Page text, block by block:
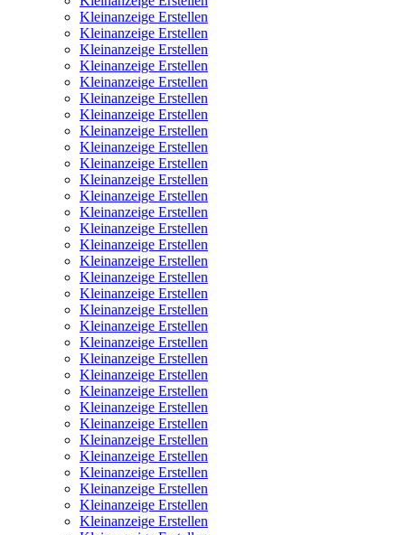
Kleinanzeige Erstellen
Kleinanzeige Erstellen
Kleinanzeige Erstellen
Kleinanzeige Erstellen
Kleinanzeige Erstellen
Kleinanzeige Erstellen
Kleinanzeige Erstellen
Kleinanzeige Erstellen
Kleinanzeige Erstellen
Kleinanzeige Erstellen
Kleinanzeige Erstellen
Kleinanzeige Erstellen
Kleinanzeige Erstellen
Kleinanzeige Erstellen
Kleinanzeige Erstellen
Kleinanzeige Erstellen
Kleinanzeige Erstellen
Kleinanzeige Erstellen
Kleinanzeige Erstellen
Kleinanzeige Erstellen
Kleinanzeige Erstellen
Kleinanzeige Erstellen
Kleinanzeige Erstellen
Kleinanzeige Erstellen
Kleinanzeige Erstellen
Kleinanzeige Erstellen
Kleinanzeige Erstellen
Kleinanzeige Erstellen
Kleinanzeige Erstellen
Kleinanzeige Erstellen
Kleinanzeige Erstellen
Kleinanzeige Erstellen